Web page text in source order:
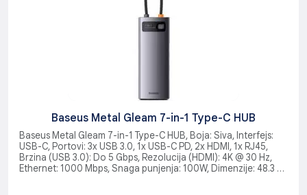
Baseus Metal Gleam 7-in-1 Type-C HUB
Baseus Metal Gleam 7-in-1 Type-C HUB, Boja: Siva, Interfejs:
USB-C, Portovi: 3x USB 3.0, 1x USB-C PD, 2x HDMI, 1x RJ45,
Brzina (USB 3.0): Do 5 Gbps, Rezolucija (HDMI): 4K @ 30 Hz,
Ethernet: 1000 Mbps, Snaga punjenja: 100W, Dimenzije: 48.3 x